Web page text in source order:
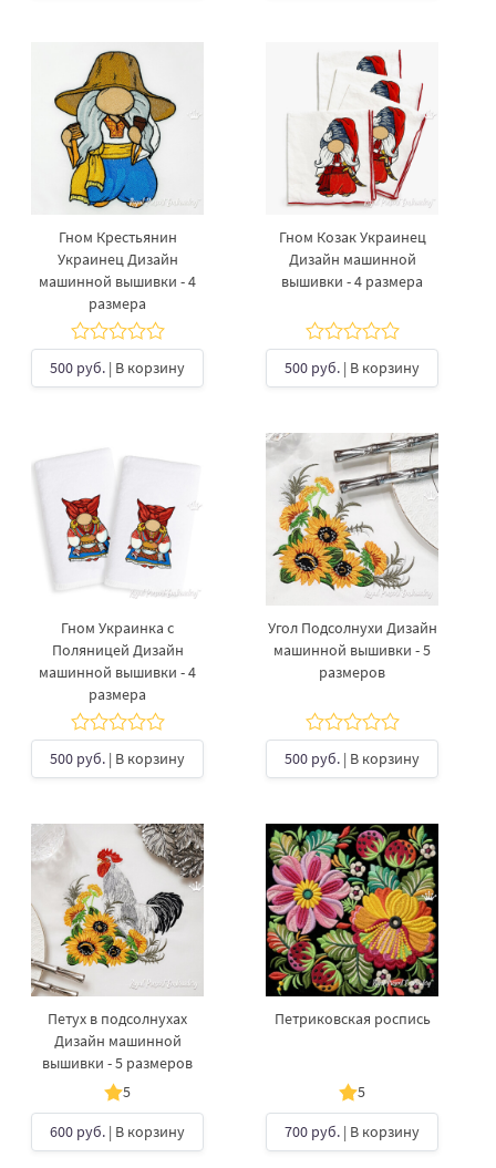
Гном Крестьянин
Украинец Дизайн
машинной вышивки - 4
размера
500 руб. | В корзину
Гном Козак Украинец
Дизайн машинной
вышивки - 4 размера
500 руб. | В корзину
Гном Украинка с
Поляницей Дизайн
машинной вышивки - 4
размера
500 руб. | В корзину
Угол Подсолнухи Дизайн
машинной вышивки - 5
размеров
500 руб. | В корзину
Петух в подсолнухах
Дизайн машинной
вышивки - 5 размеров
5
600 руб. | В корзину
Петриковская роспись
5
700 руб. | В корзину